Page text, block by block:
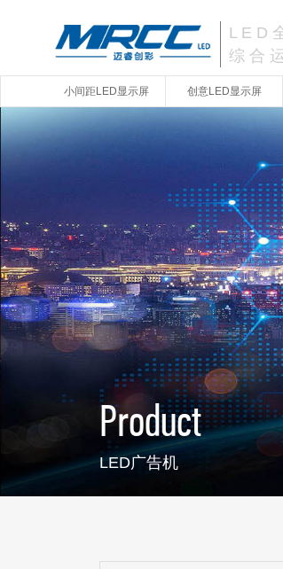
L E D
综 合
小间距LED显示屏 创意LED显示屏
Product
LED广告机